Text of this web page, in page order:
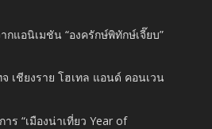
กแอนิเมชัน “องครักษ์พิทักษ์เจี๊ยบ”
จ เชียงราย โฮเทล แอนด์ คอนเวน
ร “เมืองน่าเที่ยว Year of